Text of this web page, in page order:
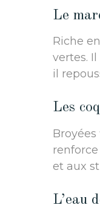
Le
Riche en
vertes.
il
Les
et aux
L’eau